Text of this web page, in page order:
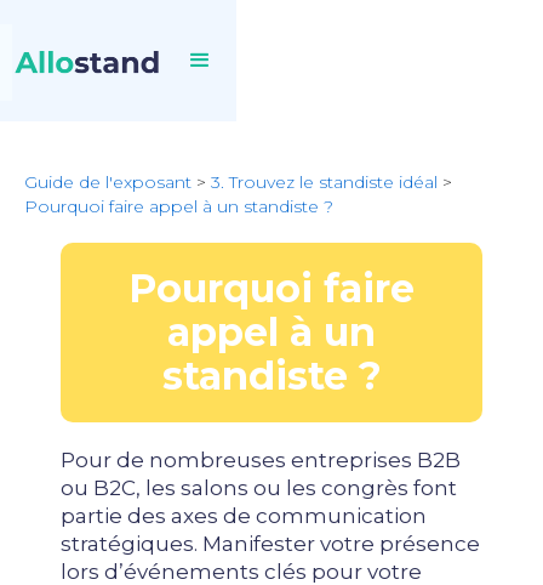
Guide de l'exposant > 3. Trouvez le standiste idéal >
Pourquoi faire appel à un standiste ?
Pourquoi faire
appel à un
standiste ?
Pour de nombreuses entreprises B2B
ou B2C, les salons ou les congrès font
partie des axes de communication
stratégiques. Manifester votre présence
lors d’événements clés pour votre